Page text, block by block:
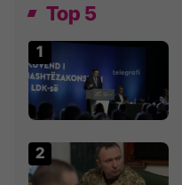
Top 5